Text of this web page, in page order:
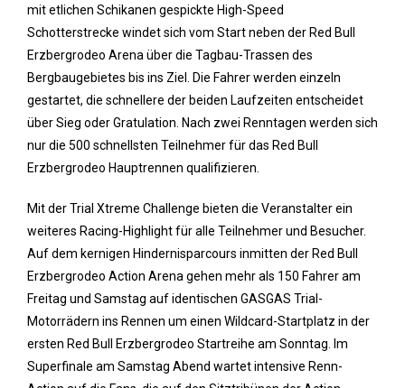
mit etlichen Schikanen gespickte High-Speed
Schotterstrecke windet sich vom Start neben der Red Bull
Erzbergrodeo Arena über die Tagbau-Trassen des
Bergbaugebietes bis ins Ziel. Die Fahrer werden einzeln
gestartet, die schnellere der beiden Laufzeiten entscheidet
über Sieg oder Gratulation. Nach zwei Renntagen werden sich
nur die 500 schnellsten Teilnehmer für das Red Bull
Erzbergrodeo Hauptrennen qualifizieren.
Mit der Trial Xtreme Challenge bieten die Veranstalter ein
weiteres Racing-Highlight für alle Teilnehmer und Besucher.
Auf dem kernigen Hindernisparcours inmitten der Red Bull
Erzbergrodeo Action Arena gehen mehr als 150 Fahrer am
Freitag und Samstag auf identischen GASGAS Trial-
Motorrädern ins Rennen um einen Wildcard-Startplatz in der
ersten Red Bull Erzbergrodeo Startreihe am Sonntag. Im
Superfinale am Samstag Abend wartet intensive Renn-